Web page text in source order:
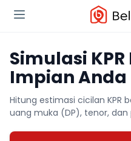
Simulasi
Impian Anda
Hitung estimasi cicilan KPR
uang muka (DP), tenor,